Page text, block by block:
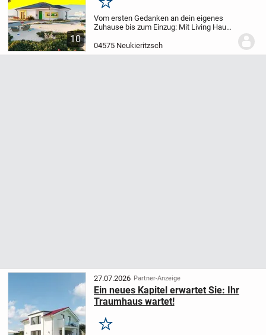
10
Merken
Vom ersten Gedanken an dein eigenes
Zuhause bis zum Einzug: Mit Living Haus
Seite. Wir begleiten dich Schritt für Schritt
auf dem Weg zu deinem persönlichen...
04575 Neukieritzsch
27.07.2026 Partner-Anzeige
Ein neues Kapitel erwartet Sie: Ihr
Traumhaus wartet!
Merken